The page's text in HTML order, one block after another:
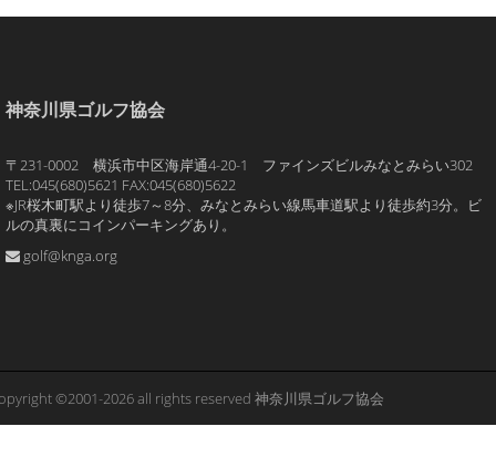
神奈川県ゴルフ協会
〒231-0002 横浜市中区海岸通4-20-1 ファインズビルみなとみらい302
TEL:045(680)5621 FAX:045(680)5622
※JR桜木町駅より徒歩7～8分、みなとみらい線馬車道駅より徒歩約3分。ビ
ルの真裏にコインパーキングあり。
golf@knga.org
©2001-2026 all rights reserved 神奈川県ゴルフ協会